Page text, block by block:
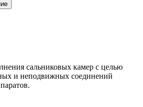
сальниковых камер с целью
и неподвижных соединений